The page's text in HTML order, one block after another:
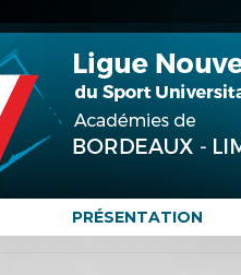
PRÉSENTATION